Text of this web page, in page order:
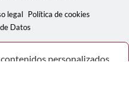
legal Política de cookies
Datos
personalizados,